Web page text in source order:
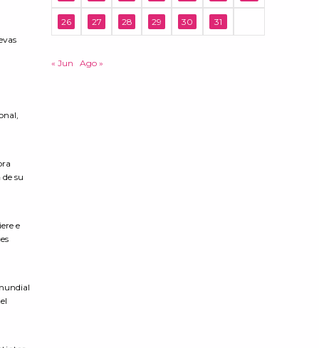
su
e
26 27 28 29 30 31
« Jun Ago »